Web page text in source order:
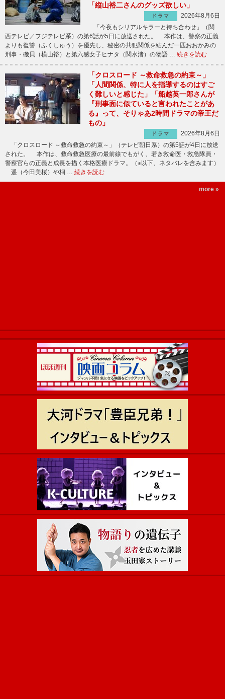
「縦山裕二さんのグッズ欲しい」
ドラマ
2026年8月6日
「今夜もシリアルキラーと待ち合わせ」（関
西テレビ／フジテレビ系）の第6話が5日に放送された。 本作は、警察の正義
よりも復讐（ふくしゅう）を優先し、秘密の共犯関係を結んだ一匹おおかみの
刑事・磯貝（横山裕）と第六感女子ヒナタ（関水渚）の物語 … 続きを読む
「クロスロード ～救命救急の約束～」
「人間関係、特に人を指導するのはすご
く難しいと感じた」「船越英一郎さんが
『刑事面に似ていると言われたことがあ
る』って、そりゃあ2時間ドラマの帝王だ
もの」
ドラマ
2026年8月6日
「クロスロード ～救命救急の約束～」（テレビ朝日系）の第5話が4日に放送
された。 本作は、救命救急医療の最前線でもがく、若き救命医・救急隊員・
警察官らの正義と成長を描く本格医療ドラマ。（※以下、ネタバレを含みます）
遥（今田美桜）や桐 … 続きを読む
more »